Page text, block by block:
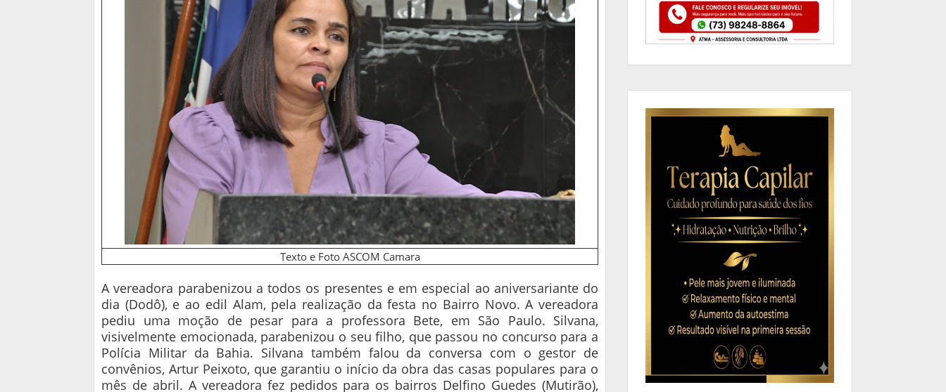
Texto e Foto ASCOM Camara
A vereadora parabenizou a todos os presentes e em especial ao aniversariante do
dia (Dodô), e ao edil Alam, pela realização da festa no Bairro Novo. A vereadora
pediu uma moção de pesar para a professora Bete, em São Paulo. Silvana,
visivelmente emocionada, parabenizou o seu filho, que passou no concurso para a
Polícia Militar da Bahia. Silvana também falou da conversa com o gestor de
convênios, Artur Peixoto, que garantiu o início da obra das casas populares para o
mês de abril. A vereadora fez pedidos para os bairros Delfino Guedes (Mutirão),